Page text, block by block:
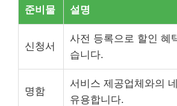
준비물 설명
신청서
사전 등록으로 할인 혜
습니다.
명함
서비스 제공업체와의
유용합니다.